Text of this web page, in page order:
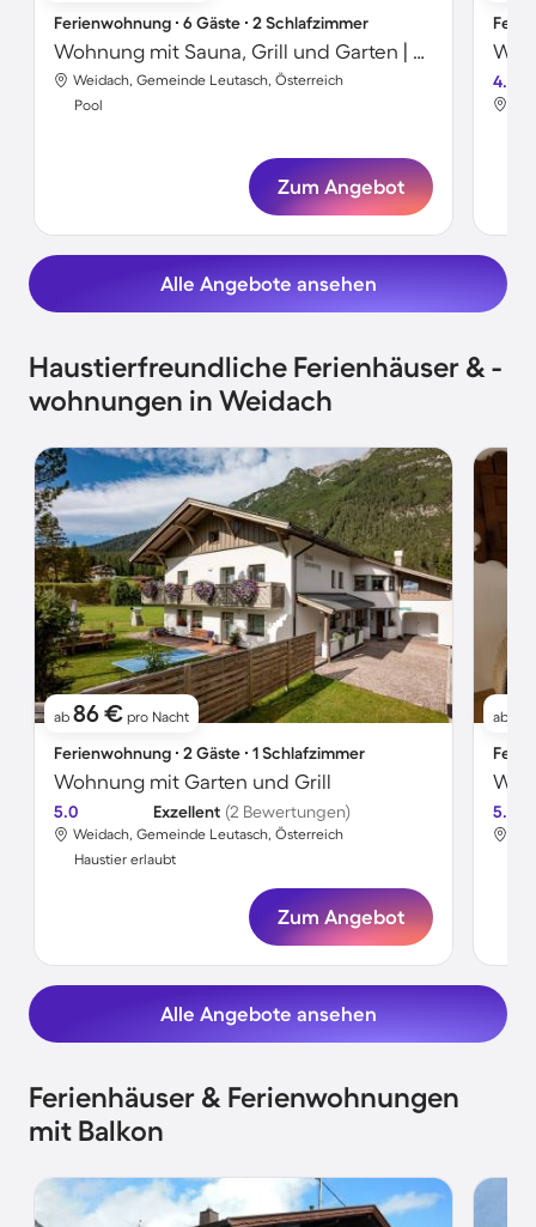
Ferienwohnung ∙ 6 Gäste ∙ 2 Schlafzimmer
Wohnung mit Sauna, Grill und Garten | Bergblick
Weidach, Gemeinde Leutasch, Österreich
Pool
Zum Angebot
4.5
Alle Angebote ansehen
Haustierfreundliche Ferienhäuser & -
wohnungen in Weidach
ab 86 € pro Nacht
Ferienwohnung ∙ 2 Gäste ∙ 1 Schlafzimmer
Wohnung mit Garten und Grill
5.0 Exzellent (2 Bewertungen)
Weidach, Gemeinde Leutasch, Österreich
Haustier erlaubt
Zum Angebot
ab
5.0
Alle Angebote ansehen
Ferienhäuser & Ferienwohnungen
mit Balkon